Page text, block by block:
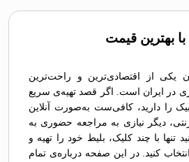
بهترین قیمت
یکی از اقتصادی‌ترین و راحت‌ترین
در ایران است. اگر قصد تهیه‌ی سریع
را دارید، کافی‌ست به‌صورت آنلاین
دیگر نیازی به مراجعه حضوری به
تنها با چند کلیک، بلیط خود را تهیه و
کنید. در این صفحه درباره‌ی تمام